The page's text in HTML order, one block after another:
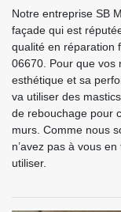
Notre entreprise SB
façade qui est
qualité en réparation
06670. Pour que vos
esthétique et sa
va utiliser des
de rebouchage pour
murs. Comme nous
n’avez pas à vous
utiliser.